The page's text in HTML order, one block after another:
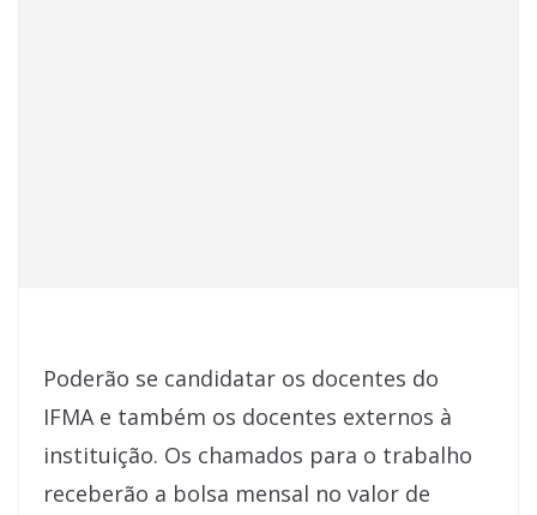
Poderão se candidatar os docentes do
IFMA e também os docentes externos à
instituição. Os chamados para o trabalho
receberão a bolsa mensal no valor de